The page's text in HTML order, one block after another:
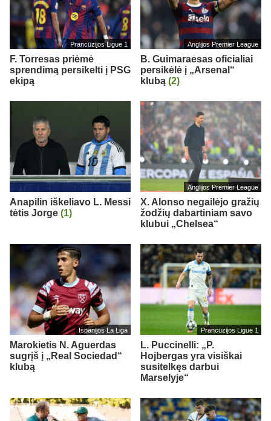
Prancūzijos Ligue 1
F. Torresas priėmė
sprendimą persikelti į PSG
ekipą
Anglijos Premier League
B. Guimaraesas oficialiai
persikėlė į „Arsenal“
klubą (2)
Anapilin iškeliavo L. Messi
tėtis Jorge (1)
Anglijos Premier League
X. Alonso negailėjo gražių
žodžių dabartiniam savo
klubui „Chelsea“
Ispanijos La Liga
Marokietis N. Aguerdas
sugrįš į „Real Sociedad“
klubą
Prancūzijos Ligue 1
L. Puccinelli: „P.
Hojbergas yra visiškai
susitelkęs darbui
Marselyje“